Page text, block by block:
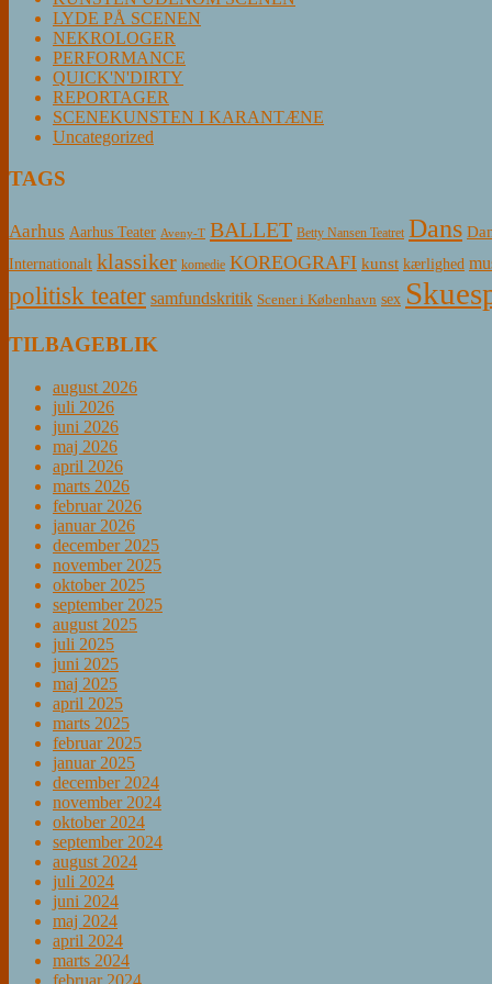
LYDE PÅ SCENEN
NEKROLOGER
PERFORMANCE
QUICK'N'DIRTY
REPORTAGER
SCENEKUNSTEN I KARANTÆNE
Uncategorized
TAGS
Aarhus Aarhus Teater Aveny-T BALLET Betty Nansen Teatret Dans
Internationalt klassiker komedie KOREOGRAFI kunst kærlighed
politisk teater samfundskritik Scener i København sex
TILBAGEBLIK
august 2026
juli 2026
juni 2026
maj 2026
april 2026
marts 2026
februar 2026
januar 2026
december 2025
november 2025
oktober 2025
september 2025
august 2025
juli 2025
juni 2025
maj 2025
april 2025
marts 2025
februar 2025
januar 2025
december 2024
november 2024
oktober 2024
september 2024
august 2024
juli 2024
juni 2024
maj 2024
april 2024
marts 2024
februar 2024